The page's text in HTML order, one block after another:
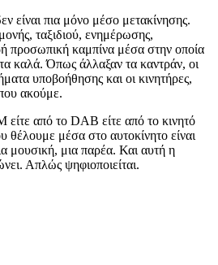
είναι πια μόνο μέσο μετακίνησης.
ταξιδιού, ενημέρωσης,
προσωπική καμπίνα μέσα στην οποία
τα καλά. Όπως άλλαξαν τα καντράν, οι
υποβοήθησης και οι κινητήρες,
ακούμε.
είτε από το DAB είτε από το κινητό
θέλουμε μέσα στο αυτοκίνητο είναι
μουσική, μια παρέα. Και αυτή η
Απλώς ψηφιοποιείται.